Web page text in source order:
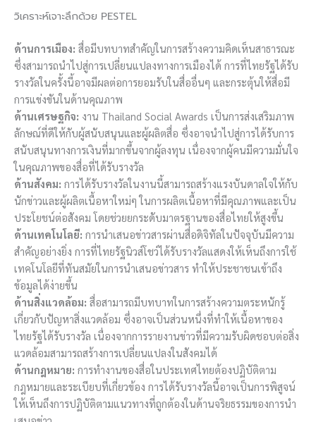
วิเคราะห์เจาะลึกด้วย PESTEL
ด้านการเมือง: สื่อมีบทบาทสำคัญในการสร้างความคิดเห็นสาธารณะ
ซึ่งสามารถนำไปสู่การเปลี่ยนแปลงทางการเมืองได้ การที่ไทยรัฐได้รับ
รางวัลในครั้งนี้อาจมีผลต่อการยอมรับในสื่ออื่นๆ และกระตุ้นให้สื่อมี
การแข่งขันในด้านคุณภาพ
ด้านเศรษฐกิจ: งาน Thailand Social Awards เป็นการส่งเสริมภาพ
ลักษณ์ที่ดีให้กับผู้สนับสนุนและผู้ผลิตสื่อ ซึ่งอาจนำไปสู่การได้รับการ
สนับสนุนทางการเงินที่มากขึ้นจากผู้ลงทุน เนื่องจากผู้คนมีความมั่นใจ
ในคุณภาพของสื่อที่ได้รับรางวัล
ด้านสังคม: การได้รับรางวัลในงานนี้สามารถสร้างแรงบันดาลใจให้กับ
นักข่าวและผู้ผลิตเนื้อหาใหม่ๆ ในการผลิตเนื้อหาที่มีคุณภาพและเป็น
ประโยชน์ต่อสังคม โดยช่วยยกระดับมาตรฐานของสื่อไทยให้สูงขึ้น
ด้านเทคโนโลยี: การนำเสนอข่าวสารผ่านสื่อดิจิทัลในปัจจุบันมีความ
สำคัญอย่างยิ่ง การที่ไทยรัฐนิวส์โชว์ได้รับรางวัลแสดงให้เห็นถึงการใช้
เทคโนโลยีที่ทันสมัยในการนำเสนอข่าวสาร ทำให้ประชาชนเข้าถึง
ข้อมูลได้ง่ายขึ้น
ด้านสิ่งแวดล้อม: สื่อสามารถมีบทบาทในการสร้างความตระหนักรู้
เกี่ยวกับปัญหาสิ่งแวดล้อม ซึ่งอาจเป็นส่วนหนึ่งที่ทำให้เนื้อหาของ
ไทยรัฐได้รับรางวัล เนื่องจากการรายงานข่าวที่มีความรับผิดชอบต่อสิ่ง
แวดล้อมสามารถสร้างการเปลี่ยนแปลงในสังคมได้
ด้านกฎหมาย: การทำงานของสื่อในประเทศไทยต้องปฏิบัติตาม
กฎหมายและระเบียบที่เกี่ยวข้อง การได้รับรางวัลนี้อาจเป็นการพิสูจน์
ให้เห็นถึงการปฏิบัติตามแนวทางที่ถูกต้องในด้านจริยธรรมของการนำ